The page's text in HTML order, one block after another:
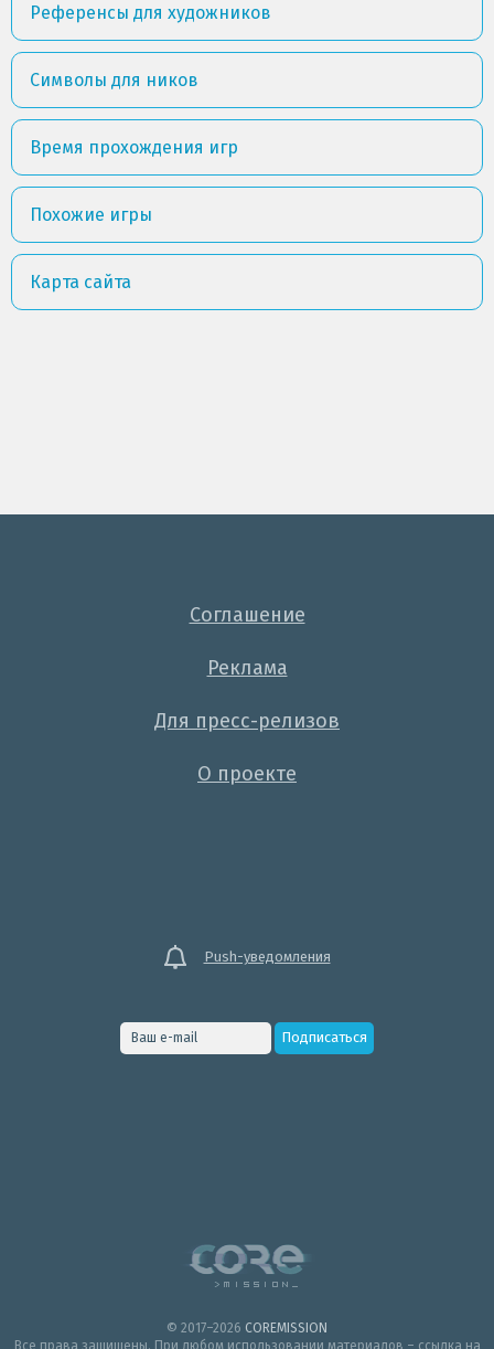
Референсы для художников
Символы для ников
Время прохождения игр
Похожие игры
Карта сайта
Соглашение
Реклама
Для пресс-релизов
О проекте
Push-уведомления
© 2017–2026 COREMISSION
Все права защищены. При любом использовании материалов – ссылка на